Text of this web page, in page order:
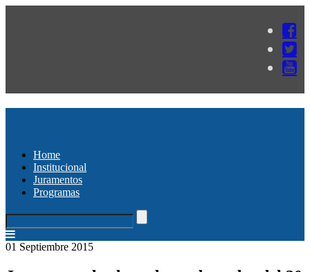
Home
Institucional
Juramentos
Programas
01 Septiembre 2015